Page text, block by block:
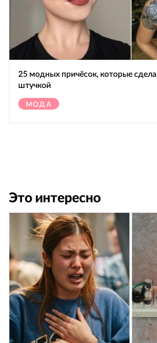
25 модных причёсок, которые
штучкой
МОДА
Это интересно